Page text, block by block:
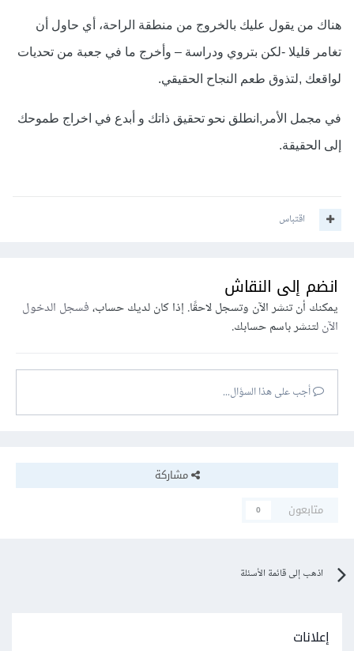
هناك من يقول عليك بالخروج من منطقة الراحة، أي حاول أن
تغامر قليلا -لكن بتروي ودراسة – وأخرج ما في جعبة من تحديات
لواقعك ,لتذوق طعم النجاح الحقيقي.
في مجمل الأمر,انطلق نحو تحقيق ذاتك و أبدع في اخراج طموحك
إلى الحقيقة.
اقتباس
انضم إلى النقاش
يمكنك أن تنشر الآن وتسجل لاحقًا. إذا كان لديك حساب،فسجل الدخول
الآنلتنشر باسم حسابك.
أجب على هذا السؤال...
مشاركة
متابعون
0
اذهب إلى قائمة الأسئلة
إعلانات